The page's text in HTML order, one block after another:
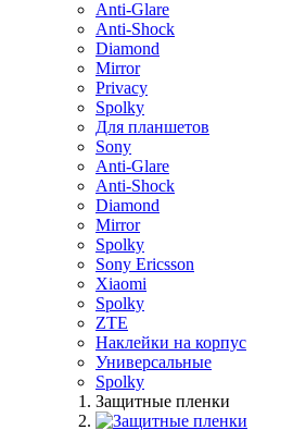
Anti-Glare
Anti-Shock
Diamond
Mirror
Privacy
Spolky
Для планшетов
Sony
Anti-Glare
Anti-Shock
Diamond
Mirror
Spolky
Sony Ericsson
Xiaomi
Spolky
ZTE
Наклейки на корпус
Универсальные
Spolky
Защитные пленки